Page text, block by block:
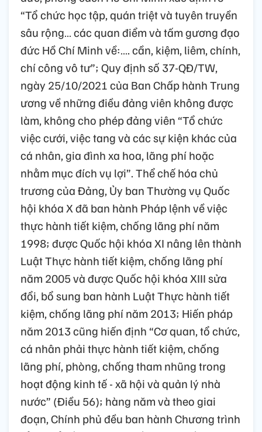
“Tổ chức học tập, quán triệt và tuyên truyền
sâu rộng… các quan điểm và tấm gương đạo
đức Hồ Chí Minh về:…. cần, kiệm, liêm, chính,
chí công vô tư”; Quy định số 37-QĐ/TW,
ngày 25/10/2021 của Ban Chấp hành Trung
ương về những điều đảng viên không được
làm, không cho phép đảng viên “Tổ chức
việc cưới, việc tang và các sự kiện khác của
cá nhân, gia đình xa hoa, lãng phí hoặc
nhằm mục đích vụ lợi”. Thể chế hóa chủ
trương của Đảng, Ủy ban Thường vụ Quốc
hội khóa X đã ban hành Pháp lệnh về việc
thực hành tiết kiệm, chống lãng phí năm
1998; được Quốc hội khóa XI nâng lên thành
Luật Thực hành tiết kiệm, chống lãng phí
năm 2005 và được Quốc hội khóa XIII sửa
đổi, bổ sung ban hành Luật Thực hành tiết
kiệm, chống lãng phí năm 2013; Hiến pháp
năm 2013 cũng hiến định “Cơ quan, tổ chức,
cá nhân phải thực hành tiết kiệm, chống
lãng phí, phòng, chống tham nhũng trong
hoạt động kinh tế - xã hội và quản lý nhà
nước” (Điều 56); hàng năm và theo giai
đoạn, Chính phủ đều ban hành Chương trình